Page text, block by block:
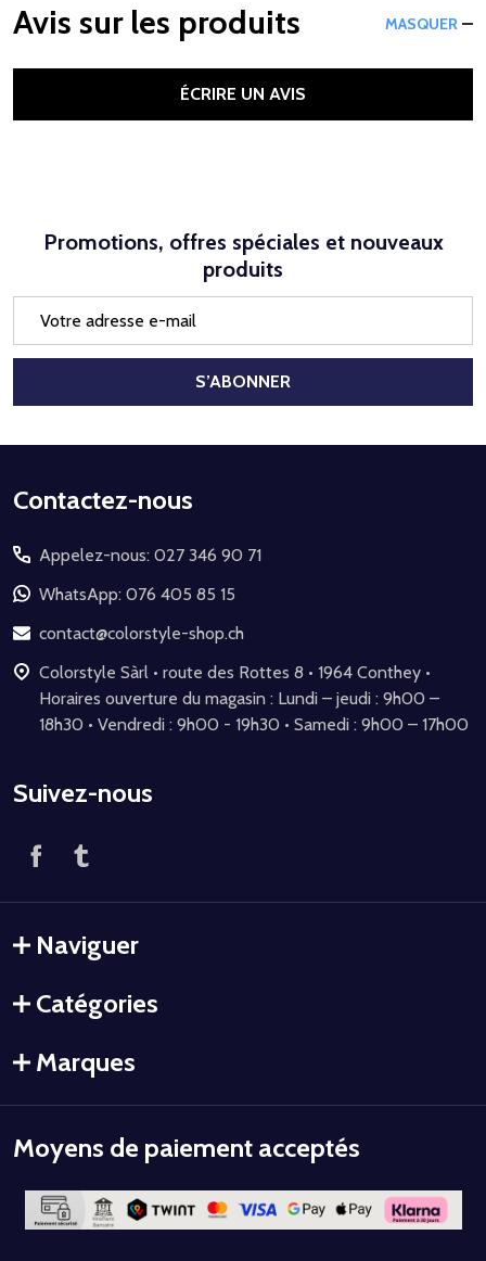
Avis sur les produits MASQUER
ÉCRIRE UN AVIS
Promotions, offres spéciales et nouveaux
produits
mail
S’ABONNER
Début
pied
de
page
Contactez-nous
Appelez-nous: 027 346 90 71
WhatsApp: 076 405 85 15
contact@colorstyle-shop.ch
Colorstyle Sàrl • route des Rottes 8 • 1964 Conthey •
Horaires ouverture du magasin : Lundi – jeudi : 9h00 –
18h30 • Vendredi : 9h00 - 19h30 • Samedi : 9h00 – 17h00
Suivez-nous
Naviguer
Catégories
Marques
Moyens de paiement acceptés